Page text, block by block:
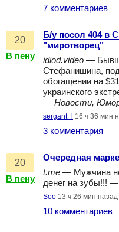
7 комментариев
20
В пену
Б/у посол 404 в
"миротворец"
idiod.video —
Стефанишина,
обогащении на
украинского
— Новости,
sergant_l 16 ч 36 мин
3 комментария
20
В пену
Очередная
t.me — Мужчина
денег на зубы!!! —
Soo 13 ч 26 мин назад
10 комментариев